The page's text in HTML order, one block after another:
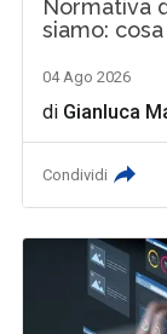
Normativa
siamo:
04 Ago 2026
di Gianluca
Condividi